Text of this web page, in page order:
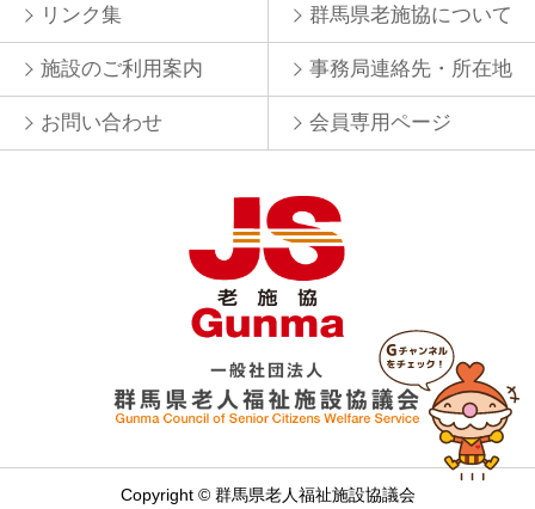
リンク集 群馬県老施協について
施設のご利用案内 事務局連絡先・所在地
お問い合わせ 会員専用ページ
Copyright © 群馬県老人福祉施設協議会